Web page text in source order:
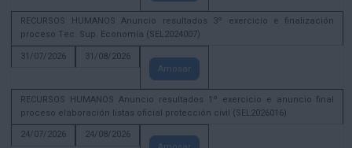
RECURSOS HUMANOS Anuncio resultados 3º exercicio e finalización
proceso Tec. Sup. Economía (SEL2024007)
31/07/2026
31/08/2026
Amosar
RECURSOS HUMANOS Anuncio resultados 1º exercicio e anuncio final
proceso elaboración listas oficial protección civil (SEL2026016)
24/07/2026
24/08/2026